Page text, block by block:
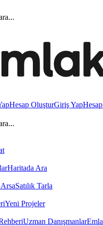
Hesap OluşturGiriş Yap
Haritada Ara
ArsaSatılık Tarla
Yeni Projeler
Uzman Danışmanlar